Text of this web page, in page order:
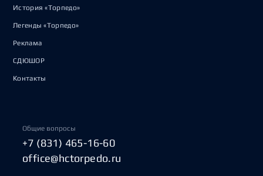
История «Торпедо»
Легенды «Торпедо»
Реклама
СДЮШОР
Контакты
Общие вопросы
+7 (831) 465-16-60
office@hctorpedo.ru